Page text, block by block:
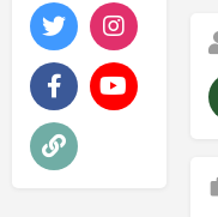
Twitter
Facebook YouTube